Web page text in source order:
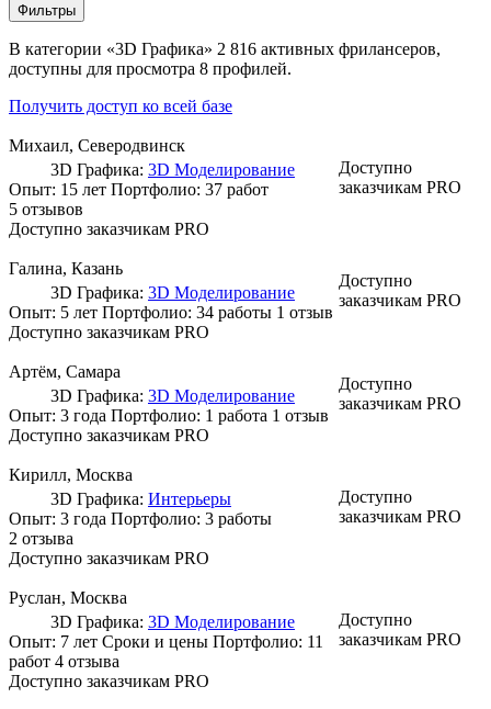
Фильтры
В категории «3D Графика» 2 816 активных фрилансеров,
доступны для просмотра 8 профилей.
Получить доступ ко всей базе
Михаил, Северодвинск
3D Графика: 3D Моделирование
Опыт: 15 лет Портфолио: 37 работ
5 отзывов
Доступно заказчикам PRO
Доступно
заказчикам PRO
Галина, Казань
3D Графика: 3D Моделирование
Опыт: 5 лет Портфолио: 34 работы 1 отзыв
Доступно заказчикам PRO
Доступно
заказчикам PRO
Артём, Самара
3D Графика: 3D Моделирование
Опыт: 3 года Портфолио: 1 работа 1 отзыв
Доступно заказчикам PRO
Доступно
заказчикам PRO
Кирилл, Москва
3D Графика: Интерьеры
Опыт: 3 года Портфолио: 3 работы
2 отзыва
Доступно заказчикам PRO
Доступно
заказчикам PRO
Руслан, Москва
3D Графика: 3D Моделирование
Опыт: 7 лет Сроки и цены Портфолио: 11
работ 4 отзыва
Доступно заказчикам PRO
Доступно
заказчикам PRO